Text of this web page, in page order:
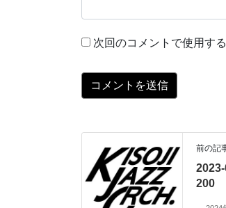
次回のコメントで使用す
前の記
200